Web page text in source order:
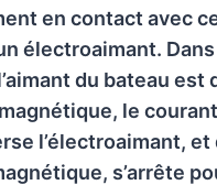
en contact avec ce
électroaimant.
du bateau est
le
l’électroaimant, et
s’arrête